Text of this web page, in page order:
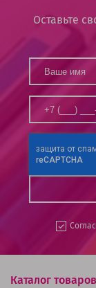
Оставьте
Каталог товаров